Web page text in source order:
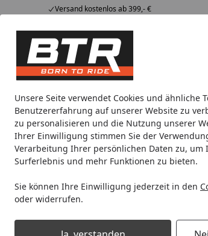
Unsere Seite verwendet Cookies und ähnliche
Benutzererfahrung auf unserer Website zu
zu personalisieren und die Nutzung unserer
Ihrer Einwilligung stimmen Sie der
Verarbeitung Ihrer persönlichen Daten zu, um
Surferlebnis und mehr Funktionen zu bieten.
Sie können Ihre Einwilligung jederzeit in den
oder widerrufen.
Versand kostenlos ab 399,- €
Hotline07051 / 9 222 5959
Mi-Fr. 8-12 Uhr
Alle Produkte
Alle ProdukteMarken
Motorradteile & Ersatzteile
Noch 1 Tag und 5 Stunden
Motorradteile & Ersatzteile Batterien